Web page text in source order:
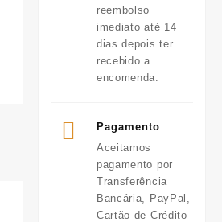
reembolso
imediato até 14
dias depois ter
recebido a
encomenda.
Pagamento
Aceitamos
pagamento por
Transferência
Bancária, PayPal,
Cartão de Crédito